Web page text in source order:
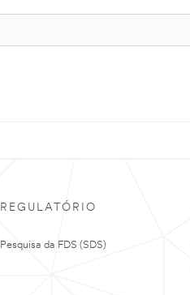
REGULATÓRIO
Pesquisa da FDS (SDS)